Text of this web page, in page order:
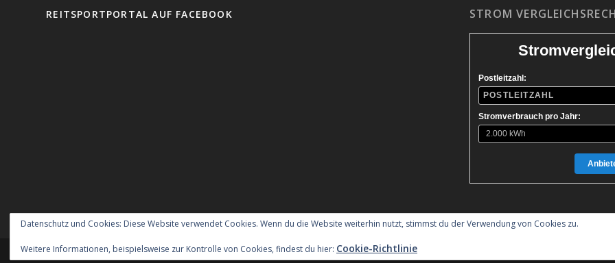
REITSPORTPORTAL AUF FACEBOOK STROM
Postleitzahl:
Stromverbrauch pro Jahr:
Entworfen vonElegant Themes| Unterstützt vonWordPress
Datenschutz und Cookies: Diese Website verwendet Cookies. Wenn du die Website weiterhin nutzt, stimmst du der Verwendung von Cookies zu.
Weitere Informationen, beispielsweise zur Kontrolle von Cookies, findest du hier: Cookie-Richtlinie